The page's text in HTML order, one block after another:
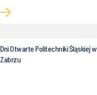
Dni Otwarte Politechniki Śląskiej w
Zabrzu